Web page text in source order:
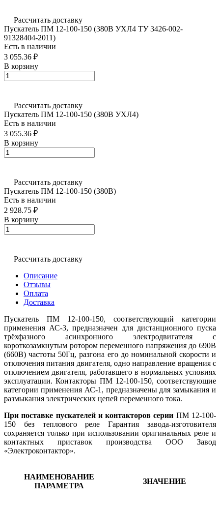
Рассчитать доставку
Пускатель ПМ 12-100-150 (380В УХЛ4 ТУ 3426-002-
91328404-2011)
Есть в наличии
3 055.36 ₽
В корзину
Рассчитать доставку
Пускатель ПМ 12-100-150 (380В УХЛ4)
Есть в наличии
3 055.36 ₽
В корзину
Рассчитать доставку
Пускатель ПМ 12-100-150 (380В)
Есть в наличии
2 928.75 ₽
В корзину
Рассчитать доставку
Описание
Отзывы
Оплата
Доставка
Пускатель ПМ 12-100-150, соответствующий категории
применения АС-3, предназначен для дистанционного пуска
трёхфазного асинхронного электродвигателя с
короткозамкнутым ротором переменного напряжения до 690В
(660В) частоты 50Гц, разгона его до номинальной скорости и
отключения питания двигателя, одно направление вращения с
отключением двигателя, работавшего в нормальных условиях
эксплуатации. Контакторы ПМ 12-100-150, соответствующие
категории применения АС-1, предназначены для замыкания и
размыкания электрических цепей переменного тока.
При поставке пускателей и контакторов серии ПМ 12-100-
150 без теплового реле Гарантия завода-изготовителя
сохраняется только при использовании оригинальных реле и
контактных приставок производства ООО Завод
«Электроконтактор».
НАИМЕНОВАНИЕ
ПАРАМЕТРА
ЗНАЧЕНИЕ